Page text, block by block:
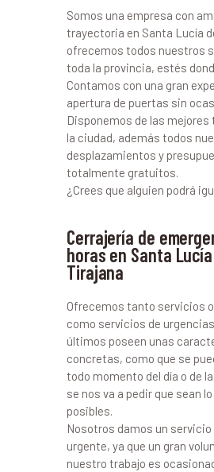
Somos una empresa con
trayectoria en Santa Lucía
ofrecemos todos nuestros
toda la provincia, estés
Contamos con una gran
apertura de puertas sin
Disponemos de las
la ciudad, además todos
desplazamientos y
totalmente gratuitos.
¿Crees que alguien podrá
Cerrajería de
horas en Santa
Tirajana
Ofrecemos tanto servicios
como servicios de
últimos poseen unas
concretas, como que se
todo momento del día o de
se nos va a pedir que sean
posibles.
Nosotros damos un servicio
urgente, ya que un gran
nuestro trabajo es